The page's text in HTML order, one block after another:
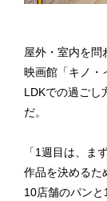
屋外・室内を問
映画館「キノ・
LDKでの過ごし
だ。
「1週目は、ま
作品を決めるた
10店舗のパン